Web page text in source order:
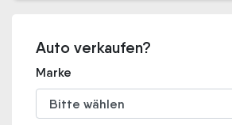
Auto verkaufen?
Marke